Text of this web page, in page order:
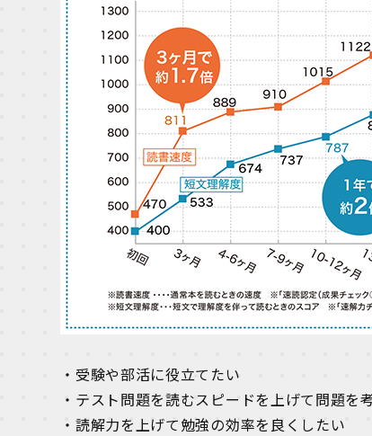
・受験や部活に役立てたい
・テスト問題を読むスピードを上げて問題を
・読解力を上げて勉強の効率を良くしたい